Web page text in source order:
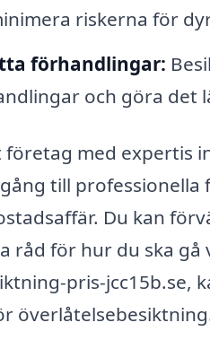
riskerna för
förhandlingar:
och göra det
med expertis
till
Du kan
råd för hur du ska
pris-jcc15b.se,